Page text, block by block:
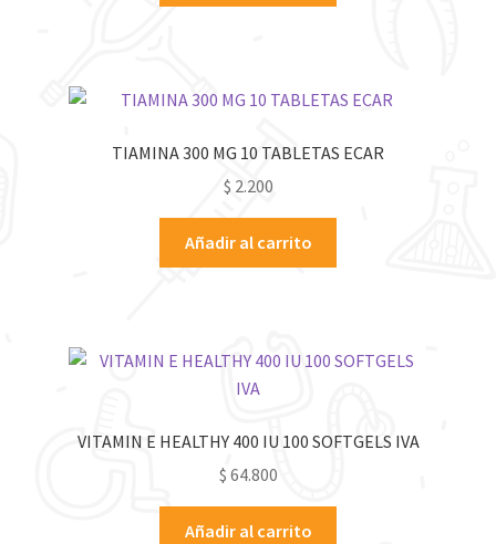
TIAMINA 300 MG 10 TABLETAS ECAR
$ 2.200
Añadir al carrito
VITAMIN E HEALTHY 400 IU 100 SOFTGELS IVA
$ 64.800
Añadir al carrito